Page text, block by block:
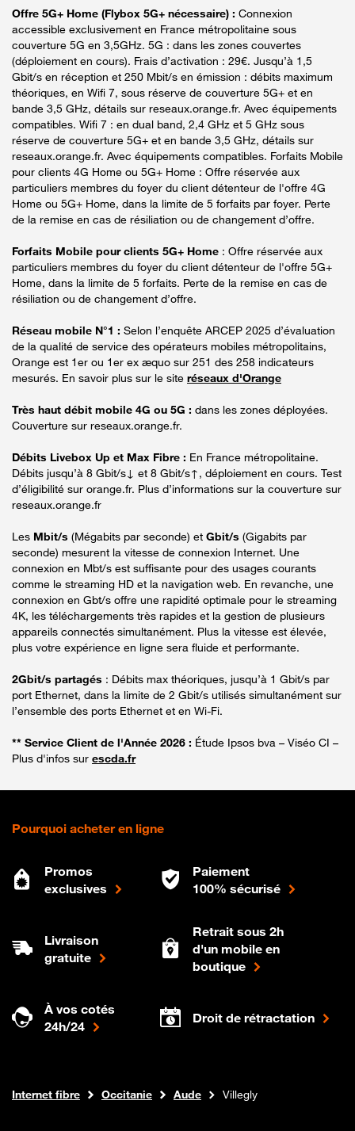
Offre 5G+ Home (Flybox 5G+ nécessaire) : Connexion
accessible exclusivement en France métropolitaine sous
couverture 5G en 3,5GHz. 5G : dans les zones couvertes
(déploiement en cours). Frais d’activation : 29€. Jusqu’à 1,5
Gbit/s en réception et 250 Mbit/s en émission : débits maximum
théoriques, en Wifi 7, sous réserve de couverture 5G+ et en
bande 3,5 GHz, détails sur reseaux.orange.fr. Avec équipements
compatibles. Wifi 7 : en dual band, 2,4 GHz et 5 GHz sous
réserve de couverture 5G+ et en bande 3,5 GHz, détails sur
reseaux.orange.fr. Avec équipements compatibles. Forfaits Mobile
pour clients 4G Home ou 5G+ Home : Offre réservée aux
particuliers membres du foyer du client détenteur de l'offre 4G
Home ou 5G+ Home, dans la limite de 5 forfaits par foyer. Perte
de la remise en cas de résiliation ou de changement d’offre.
Forfaits Mobile pour clients 5G+ Home : Offre réservée aux
particuliers membres du foyer du client détenteur de l'offre 5G+
Home, dans la limite de 5 forfaits. Perte de la remise en cas de
résiliation ou de changement d’offre.
Réseau mobile N°1 : Selon l’enquête ARCEP 2025 d’évaluation
de la qualité de service des opérateurs mobiles métropolitains,
Orange est 1er ou 1er ex æquo sur 251 des 258 indicateurs
mesurés. En savoir plus sur le site réseaux d'Orange
Très haut débit mobile 4G ou 5G : dans les zones déployées.
Couverture sur reseaux.orange.fr.
Débits Livebox Up et Max Fibre : En France métropolitaine.
Débits jusqu’à 8 Gbit/s↓ et 8 Gbit/s↑, déploiement en cours. Test
d’éligibilité sur orange.fr. Plus d’informations sur la couverture sur
reseaux.orange.fr
Les Mbit/s (Mégabits par seconde) et Gbit/s (Gigabits par
seconde) mesurent la vitesse de connexion Internet. Une
connexion en Mbt/s est suffisante pour des usages courants
comme le streaming HD et la navigation web. En revanche, une
connexion en Gbt/s offre une rapidité optimale pour le streaming
4K, les téléchargements très rapides et la gestion de plusieurs
appareils connectés simultanément. Plus la vitesse est élevée,
plus votre expérience en ligne sera fluide et performante.
2Gbit/s partagés : Débits max théoriques, jusqu’à 1 Gbit/s par
port Ethernet, dans la limite de 2 Gbit/s utilisés simultanément sur
l’ensemble des ports Ethernet et en Wi-Fi.
** Service Client de l'Année 2026 : Étude Ipsos bva – Viséo CI –
Plus d'infos sur escda.fr
Pourquoi acheter en ligne
Promos
exclusives
Paiement
100% sécurisé
Livraison
gratuite
Retrait sous 2h
d'un mobile en
boutique
À vos cotés
24h/24
Droit de rétractation
Boutique Orange
Internet fibre Occitanie Aude Villegly